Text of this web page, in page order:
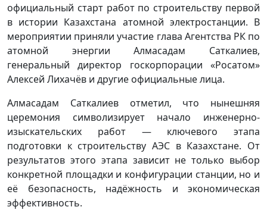
официальный старт работ по строительству первой
в истории Казахстана атомной электростанции. В
мероприятии приняли участие глава Агентства РК по
атомной энергии Алмасадам Саткалиев,
генеральный директор госкорпорации «Росатом»
Алексей Лихачёв и другие официальные лица.
Алмасадам Саткалиев отметил, что нынешняя
церемония символизирует начало инженерно-
изыскательских работ — ключевого этапа
подготовки к строительству АЭС в Казахстане. От
результатов этого этапа зависит не только выбор
конкретной площадки и конфигурации станции, но и
её безопасность, надёжность и экономическая
эффективность.